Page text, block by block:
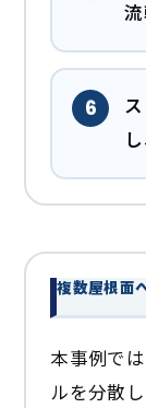
複数屋根面
本事例で
ルを分散